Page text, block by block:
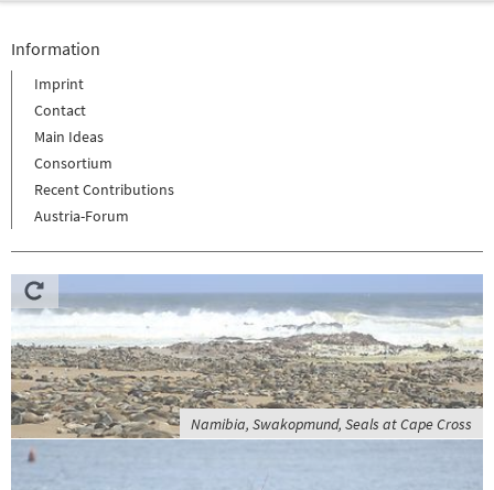
Information
Imprint
Contact
Main Ideas
Consortium
Recent Contributions
Austria-Forum
Namibia, Swakopmund, Seals at Cape Cross